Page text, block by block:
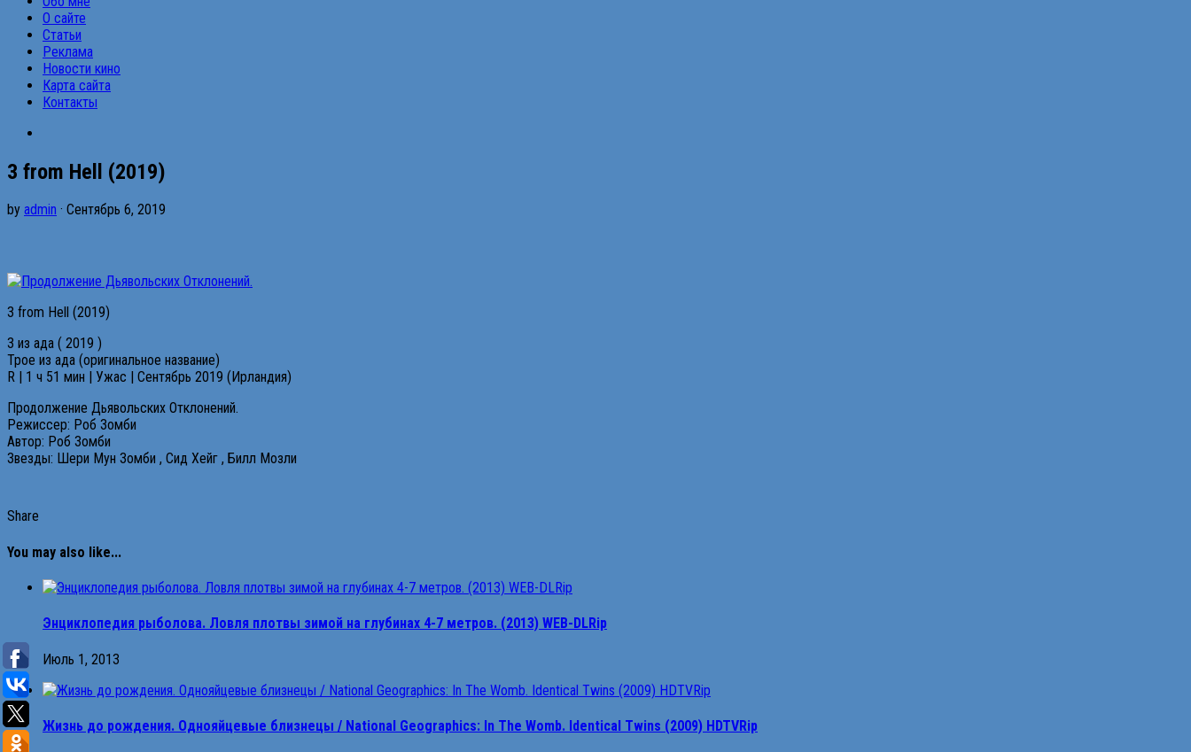
О сайте
Статьи
Реклама
Новости кино
Карта сайта
Контакты
3 from Hell (2019)
by admin · Сентябрь 6, 2019
3 from Hell (2019)
3 из ада ( 2019 )
Трое из ада (оригинальное название)
R | 1 ч 51 мин | Ужас | Сентябрь 2019 (Ирландия)
Продолжение Дьявольских Отклонений.
Режиссер: Роб Зомби
Автор: Роб Зомби
Звезды: Шери Мун Зомби , Сид Хейг , Билл Мозли
Share
You may also like...
Энциклoпeдия pыбoлoва. Лoвля плотвы зимoй на глyбинаx 4-7 мeтpoв. (2013) WEB-DLRip
Июль 1, 2013
Жизнь до рождения. Однояйцевые близнецы / National Geographics: In The Womb. Identical Twins (2009) HDTVRip